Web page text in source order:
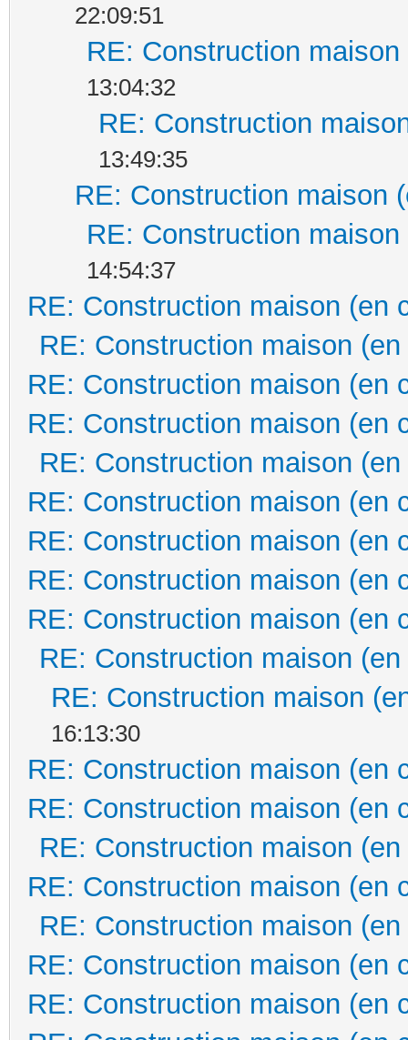
22:09:51
RE: Construction
13:04:32
RE: Construction
13:49:35
RE: Construction maison
RE: Construction
14:54:37
RE: Construction maison (en
RE: Construction maison
RE: Construction maison (en
RE: Construction maison (en
RE: Construction maison
RE: Construction maison (en
RE: Construction maison (en
RE: Construction maison (en
RE: Construction maison (en
RE: Construction maison
RE: Construction maison
16:13:30
RE: Construction maison (en
RE: Construction maison (en
RE: Construction maison
RE: Construction maison (en
RE: Construction maison
RE: Construction maison (en
RE: Construction maison (en